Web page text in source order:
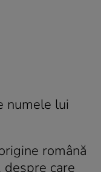
numele lui
română
care